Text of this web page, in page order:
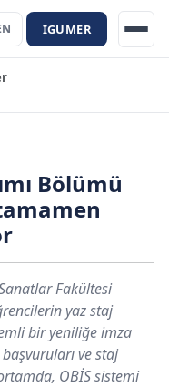
IGUMER
Bölümü
Fakültesi
yaz staj
bir yeniliğe imza
ve staj
OBİS sistemi